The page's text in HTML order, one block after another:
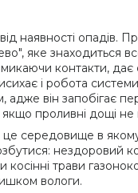
наявності опадів.
яке знаходиться
контакти,
і робота
він запобігає
проливні дощі не
це середовище в
нездоровий
косінні трави
вологи.